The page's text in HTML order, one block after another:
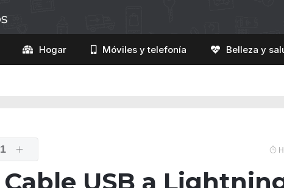
Hogar Móviles y telefonía Belleza y
1
Cable USB a